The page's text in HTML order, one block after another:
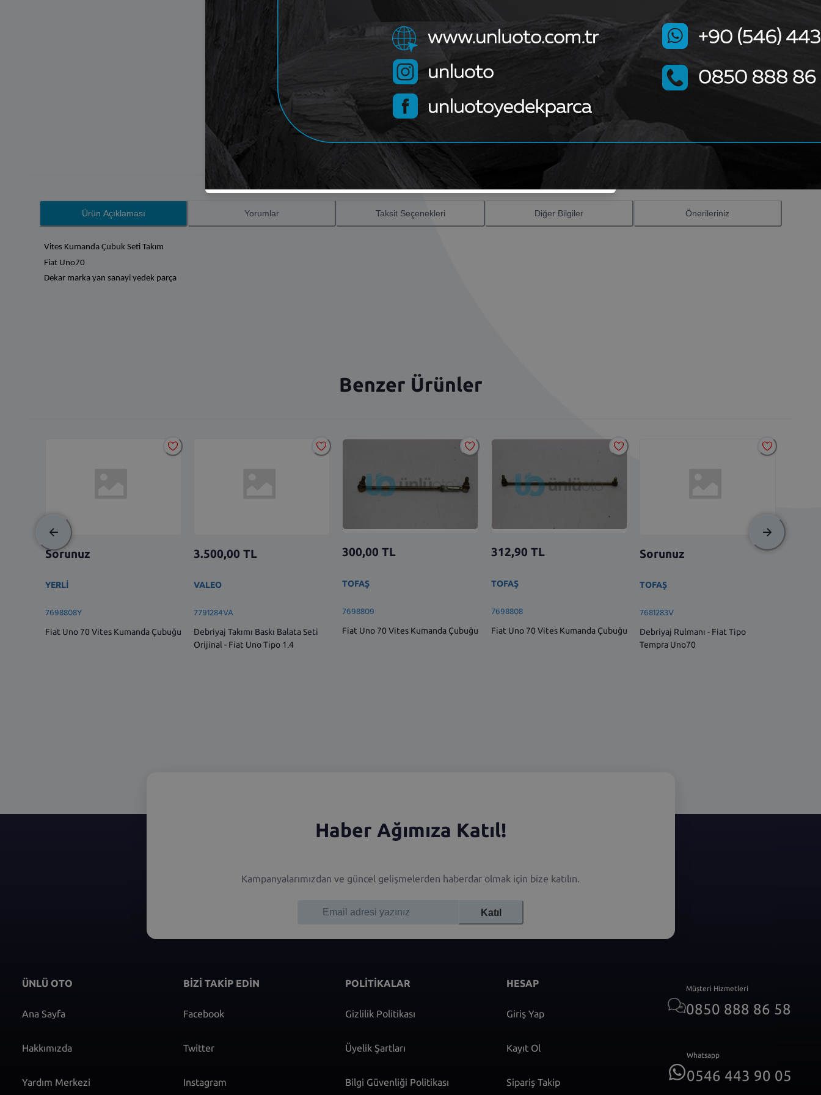
adet olarak satılmaktadır.
Ürün Bilgileri
Ürün Açıklaması Yorumlar Taksit Seçenekleri Diğer Bilgiler Önerileriniz
Benzer Ürünler
Sorunuz
YERLİ
7698808Y
Fiat Uno 70 Vites Kumanda Çubuğu
3.500,00 TL
VALEO
7791284VA
Debriyaj Takımı Baskı Balata Seti
Orijinal - Fiat Uno Tipo 1.4
300,00 TL
TOFAŞ
7698809
Fiat Uno 70 Vites Kumanda Çubuğu
312,90 TL
TOFAŞ
7698808
Fiat Uno 70 Vites Kumanda Çubuğu
Sorunuz
TOFAŞ
7681283V
Debriyaj Rulmanı - Fiat Tipo
Tempra Uno70
Haber Ağımıza Katıl!
Kampanyalarımızdan ve güncel gelişmelerden haberdar olmak için bize katılın.
Katıl
ÜNLÜ OTO
Ana Sayfa
Hakkımızda
Yardım Merkezi
BİZİ TAKİP EDİN
Facebook
Twitter
Instagram
POLİTİKALAR
Gizlilik Politikası
Üyelik Şartları
Bilgi Güvenliği Politikası
HESAP
Giriş Yap
Kayıt Ol
Sipariş Takip
Müşteri Hizmetleri
0850 888 86 58
Whatsapp
0546 443 90 05